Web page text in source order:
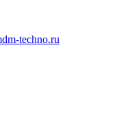
techno.ru